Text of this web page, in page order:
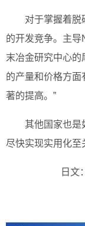
对于掌握着脱
的开发竞争。主
末冶金研究中心的
的产量和价格方面
著的提高。”
其他国家也是
尽快实现实用化至
日文